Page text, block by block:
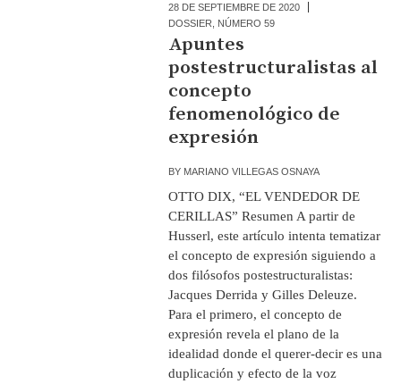
28 DE SEPTIEMBRE DE 2020
DOSSIER
NÚMERO 59
Apuntes
postestructuralistas al
concepto
fenomenológico de
expresión
BY MARIANO VILLEGAS OSNAYA
OTTO DIX, “EL VENDEDOR DE
CERILLAS” Resumen A partir de
Husserl, este artículo intenta tematizar
el concepto de expresión siguiendo a
dos filósofos postestructuralistas:
Jacques Derrida y Gilles Deleuze.
Para el primero, el concepto de
expresión revela el plano de la
idealidad donde el querer-decir es una
duplicación y efecto de la voz